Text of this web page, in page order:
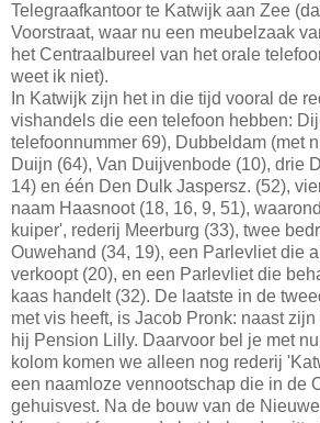
Telegraafkantoor te Katwijk aan Zee
Voorstraat, waar nu een meubelzaak
het Centraalbureel van het orale
weet ik niet).
In Katwijk zijn het in die tijd vooral de
vishandels die een telefoon hebben:
telefoonnummer 69), Dubbeldam (met
Duijn (64), Van Duijvenbode (10), drie
14) en één Den Dulk Jaspersz. (52),
naam Haasnoot (18, 16, 9, 51),
kuiper', rederij Meerburg (33), twee
Ouwehand (34, 19), een Parlevliet die
verkoopt (20), en een Parlevliet die
kaas handelt (32). De laatste in de
met vis heeft, is Jacob Pronk: naast
hij Pension Lilly. Daarvoor bel je met
kolom komen we alleen nog rederij
een naamloze vennootschap die in de
gehuisvest. Na de bouw van de